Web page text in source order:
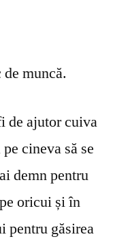
muncă.
de ajutor cuiva
cineva să se
demn pentru
oricui și în
pentru găsirea